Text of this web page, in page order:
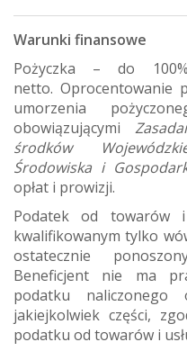
Warunki finansowe
Pożyczka – do
netto. Oprocentowanie
umorzenia
obowiązującymi
środków
Środowiska i
opłat i prowizji.
Podatek od towarów
kwalifikowanym tylko
ostatecznie
Beneficjent nie ma
podatku
jakiejkolwiek części,
podatku od towarów i